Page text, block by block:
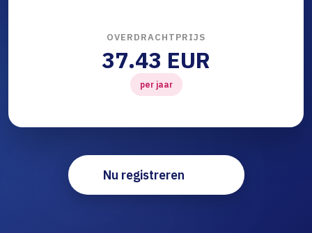
OVERDRACHTPRIJS
37.43 EUR
per jaar
Nu registreren